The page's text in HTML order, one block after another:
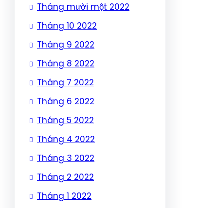
Tháng mười một 2022
Tháng 10 2022
Tháng 9 2022
Tháng 8 2022
Tháng 7 2022
Tháng 6 2022
Tháng 5 2022
Tháng 4 2022
Tháng 3 2022
Tháng 2 2022
Tháng 1 2022